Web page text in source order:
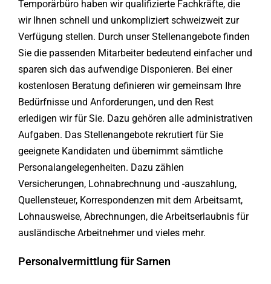
Temporärbüro haben wir qualifizierte Fachkräfte, die
wir Ihnen schnell und unkompliziert schweizweit zur
Verfügung stellen. Durch unser Stellenangebote finden
Sie die passenden Mitarbeiter bedeutend einfacher und
sparen sich das aufwendige Disponieren. Bei einer
kostenlosen Beratung definieren wir gemeinsam Ihre
Bedürfnisse und Anforderungen, und den Rest
erledigen wir für Sie. Dazu gehören alle administrativen
Aufgaben. Das Stellenangebote rekrutiert für Sie
geeignete Kandidaten und übernimmt sämtliche
Personalangelegenheiten. Dazu zählen
Versicherungen, Lohnabrechnung und -auszahlung,
Quellensteuer, Korrespondenzen mit dem Arbeitsamt,
Lohnausweise, Abrechnungen, die Arbeitserlaubnis für
ausländische Arbeitnehmer und vieles mehr.
Personalvermittlung für Sarnen